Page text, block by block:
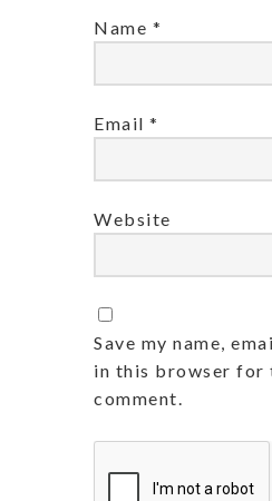
Name *
Email *
Website
Save my name,
in this browser for
comment.